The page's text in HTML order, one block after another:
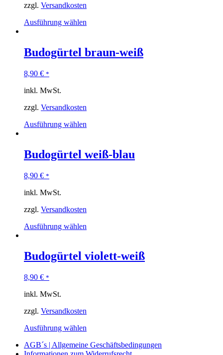
zzgl. Versandkosten
Ausführung wählen
Budogürtel braun-weiß
8,90 € *
inkl. MwSt.
zzgl. Versandkosten
Ausführung wählen
Budogürtel weiß-blau
8,90 € *
inkl. MwSt.
zzgl. Versandkosten
Ausführung wählen
Budogürtel violett-weiß
8,90 € *
inkl. MwSt.
zzgl. Versandkosten
Ausführung wählen
AGB´s | Allgemeine Geschäftsbedingungen